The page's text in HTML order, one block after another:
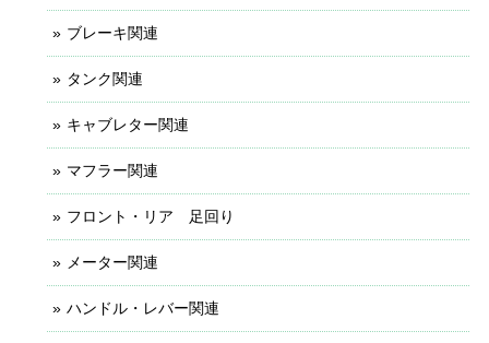
ブレーキ関連
タンク関連
キャブレター関連
マフラー関連
フロント・リア 足回り
メーター関連
ハンドル・レバー関連